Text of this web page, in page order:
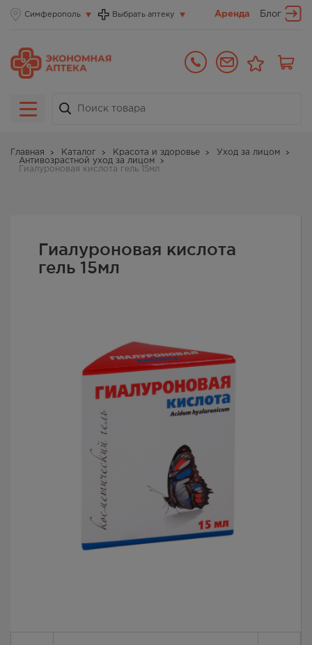
Симферополь Выбрать аптеку Аренда Блог
Главная Каталог Красота и здоровье
Уход за лицом
Антивозрастной уход за лицом
Гиалуроновая кислота гель 15мл
Гиалуроновая кислота
гель 15мл